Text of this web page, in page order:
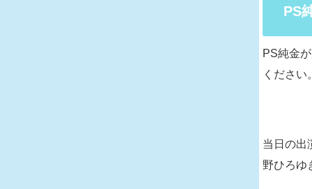
PS
PS純金
ください
当日の出
野ひろゆ